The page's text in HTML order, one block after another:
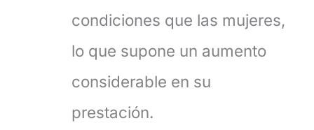
condiciones que las mujeres,
lo que supone un aumento
considerable en su
prestación.